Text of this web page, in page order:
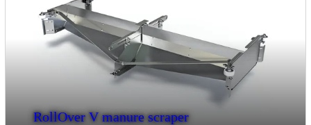
RollOver V manure scraper